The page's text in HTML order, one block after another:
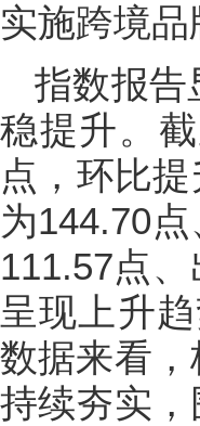
实施跨境
指数报告
稳提升。
点，环比
为144.70
111.57点
呈现上升
数据来看
持续夯实